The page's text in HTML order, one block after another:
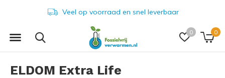
0 0
Veel op voorraad en snel leverbaar
ELDOM Extra Life